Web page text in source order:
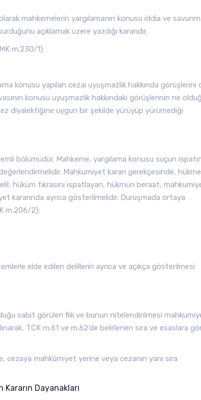
mahkemelerin yargılamanın konusu iddia ve
açıklamak üzere yazdığı kararıdır.
m.230/1):
konusu yapılan cezai uyuşmazlık hakkında görüşlerini
konusu uyuşmazlık hakkındaki görüşlerinin ne
diyalektiğine uygun bir şekilde yürüyüp yürümediği
bölümüdür. Mahkeme, yargılama konusu suçun
Mahkumiyet kararı gerekçesinde,
hüküm fıkrasını ispatlayan, hükmün beraat,
kararında ayrıca gösterilmelidir. Duruşmada ortaya
m.206/2):
elde edilen delillerin ayrıca ve açıkça gösterilmesi
sabit görülen fiili ve bunun nitelendirilmesi
TCK m.61 ve m.62’de belirlenen sıra ve esaslara
mahkûmiyet yerine veya cezanın yanı sıra
Dayanakları